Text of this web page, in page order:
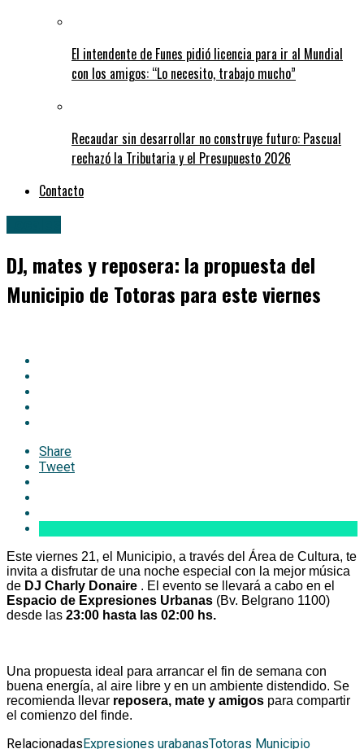
El intendente de Funes pidió licencia para ir al Mundial
con los amigos: “Lo necesito, trabajo mucho”
Recaudar sin desarrollar no construye futuro: Pascual
rechazó la Tributaria y el Presupuesto 2026
Contacto
DJ, mates y reposera: la propuesta del
Municipio de Totoras para este viernes
Share
Tweet
Este viernes 21, el Municipio, a través del Área de Cultura, te
invita a disfrutar de una noche especial con la mejor música
de DJ Charly Donaire . El evento se llevará a cabo en el
Espacio de Expresiones Urbanas (Bv. Belgrano 1100)
desde las 23:00 hasta las 02:00 hs.
Una propuesta ideal para arrancar el fin de semana con
buena energía, al aire libre y en un ambiente distendido. Se
recomienda llevar reposera, mate y amigos para compartir
el comienzo del finde.
RelacionadasExpresiones urabanasTotoras Municipio